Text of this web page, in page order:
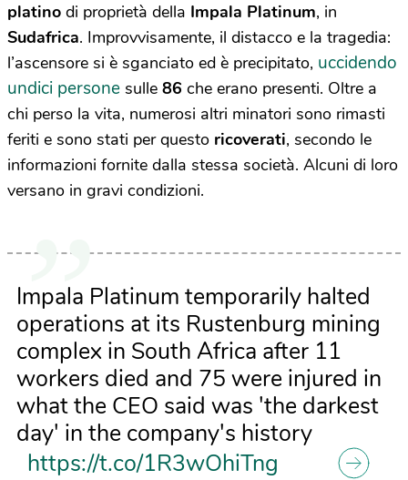
platino di proprietà della Impala Platinum, in
Sudafrica. Improvvisamente, il distacco e la tragedia:
l’ascensore si è sganciato ed è precipitato, uccidendo
undici persone sulle 86 che erano presenti. Oltre a
chi perso la vita, numerosi altri minatori sono rimasti
feriti e sono stati per questo ricoverati, secondo le
informazioni fornite dalla stessa società. Alcuni di loro
versano in gravi condizioni.
Impala Platinum temporarily halted
operations at its Rustenburg mining
complex in South Africa after 11
workers died and 75 were injured in
what the CEO said was 'the darkest
day' in the company's history
https://t.co/1R3wOhiTng